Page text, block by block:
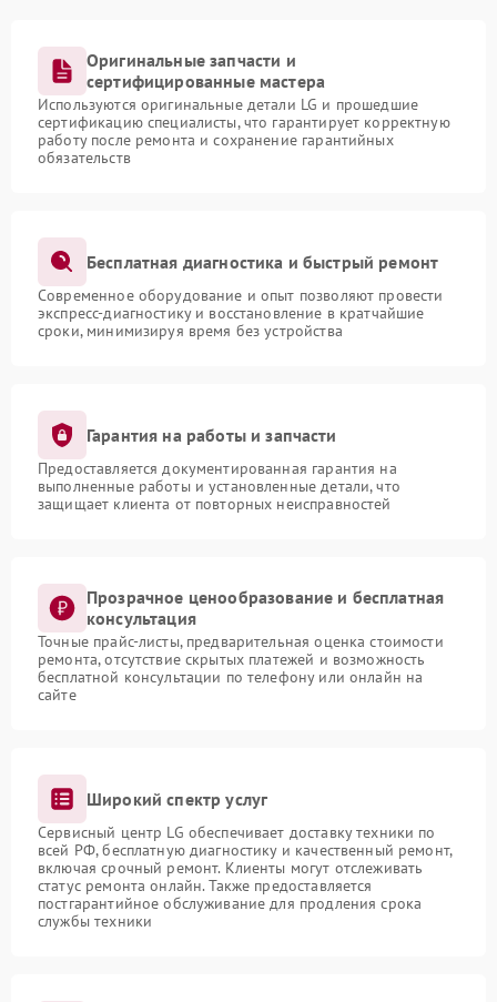
Оригинальные запчасти и
сертифицированные мастера
Используются оригинальные детали LG и прошедшие
сертификацию специалисты, что гарантирует корректную
работу после ремонта и сохранение гарантийных
обязательств
Бесплатная диагностика и быстрый ремонт
Современное оборудование и опыт позволяют провести
экспресс-диагностику и восстановление в кратчайшие
сроки, минимизируя время без устройства
Гарантия на работы и запчасти
Предоставляется документированная гарантия на
выполненные работы и установленные детали, что
защищает клиента от повторных неисправностей
Прозрачное ценообразование и бесплатная
консультация
Точные прайс-листы, предварительная оценка стоимости
ремонта, отсутствие скрытых платежей и возможность
бесплатной консультации по телефону или онлайн на
сайте
Широкий спектр услуг
Сервисный центр LG обеспечивает доставку техники по
всей РФ, бесплатную диагностику и качественный ремонт,
включая срочный ремонт. Клиенты могут отслеживать
статус ремонта онлайн. Также предоставляется
постгарантийное обслуживание для продления срока
службы техники